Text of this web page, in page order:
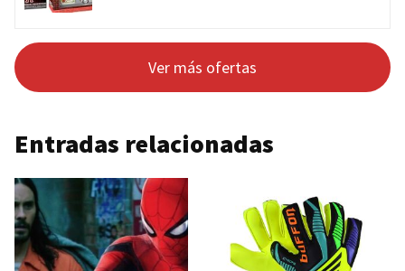
Ver más ofertas
Entradas relacionadas